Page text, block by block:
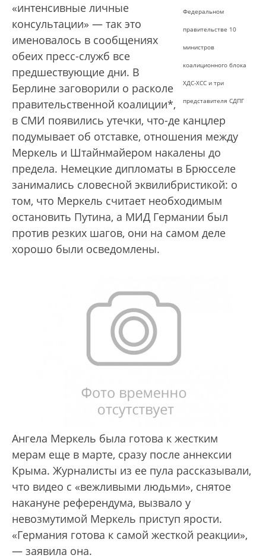
Федеральном
правительстве 10
министров
коалиционного блока
ХДС-ХСС и три
представителя СДПГ
«интенсивные личные
консультации» — так это
именовалось в сообщениях
обеих пресс-служб все
предшествующие дни. В
Берлине заговорили о расколе
правительственной коалиции*,
в СМИ появились утечки, что-де канцлер
подумывает об отставке, отношения между
Меркель и Штайнмайером накалены до
предела. Немецкие дипломаты в Брюсселе
занимались словесной эквилибристикой: о
том, что Меркель считает необходимым
остановить Путина, а МИД Германии был
против резких шагов, они на самом деле
хорошо были осведомлены.
Ангела Меркель была готова к жестким
мерам еще в марте, сразу после аннексии
Крыма. Журналисты из ее пула рассказывали,
что видео с «вежливыми людьми», снятое
накануне референдума, вызвало у
невозмутимой Меркель приступ ярости.
«Германия готова к самой жесткой реакции»,
— заявила она.